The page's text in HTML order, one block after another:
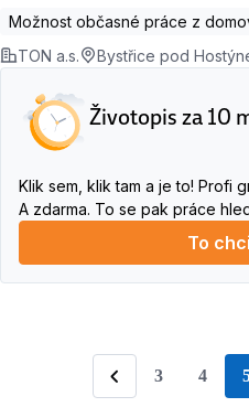
Možnost občasné práce z
TON a.s.
Bystřice pod
Životopis za 10
Klik sem, klik tam a je to! Profi
A zdarma. To se pak práce
To
Předchozí
3 4